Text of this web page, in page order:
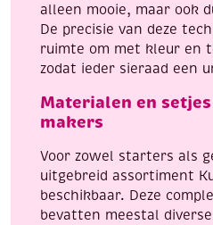
alleen mooie, maar ook
De precisie van deze
ruimte om met kleur en
zodat ieder sieraad een
Materialen en
makers
Voor zowel starters als
uitgebreid assortiment
beschikbaar. Deze
bevatten meestal